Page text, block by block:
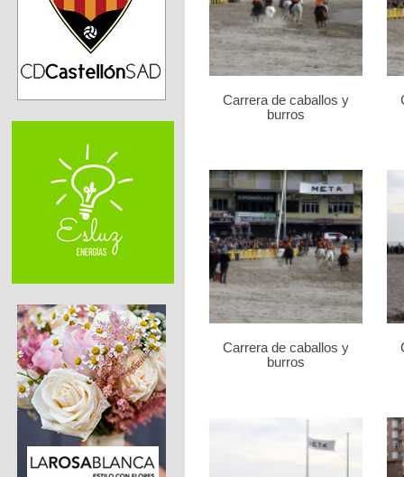
Carrera de caballos y
burros
Carrera de caballos y
burros